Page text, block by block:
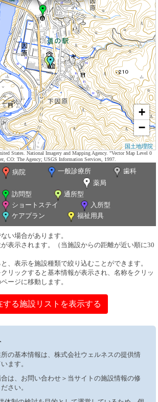
+
−
国土地理院
States. National Imagery and Mapping Agency. "Vector Map Level 0
CO: The Agency; USGS Information Services, 1997.
病院 一般診療所
歯科
薬局
訪問型
通所型
ショートステイ
入所型
ケアプラン
福祉用具
い場合があります。
表示されます。（当施設からの距離が近い順に30
、表示を施設種類で絞り込むことができます。
リックすると基本情報が表示され、名称をクリッ
ージに移動します。
る施設リストを表示する
の基本情報は、株式会社ウェルネスの提供情
ます。
は、お問い合わせ＞当サイトの施設情報の修
さい。